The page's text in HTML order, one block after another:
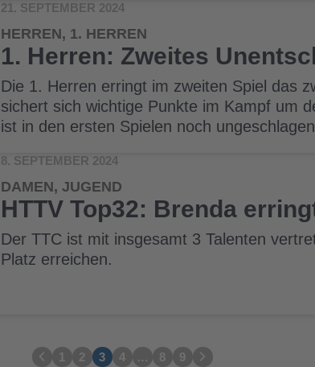
21. SEPTEMBER 2024
HERREN, 1. HERREN
1. Herren: Zweites
Die 1. Herren erringt im zweiten Spiel das
sichert sich wichtige Punkte im Kampf um
ist in den ersten Spielen noch
8. SEPTEMBER 2024
DAMEN, JUGEND
HTTV Top32: Brenda
Der TTC ist mit insgesamt 3 Talenten
Platz erreichen.
1 2 3 4 … 8 9